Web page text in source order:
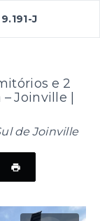
J
e 2
Joinville |
de Joinville